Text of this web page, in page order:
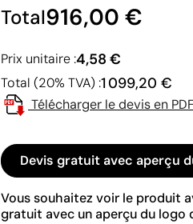
Total916,00 €
Prix unitaire :4,58 €
Total (20% TVA) :1 099,20 €
Télécharger le devis en PDF
Devis gratuit avec aperçu
Vous souhaitez voir le produit
gratuit avec un aperçu du logo